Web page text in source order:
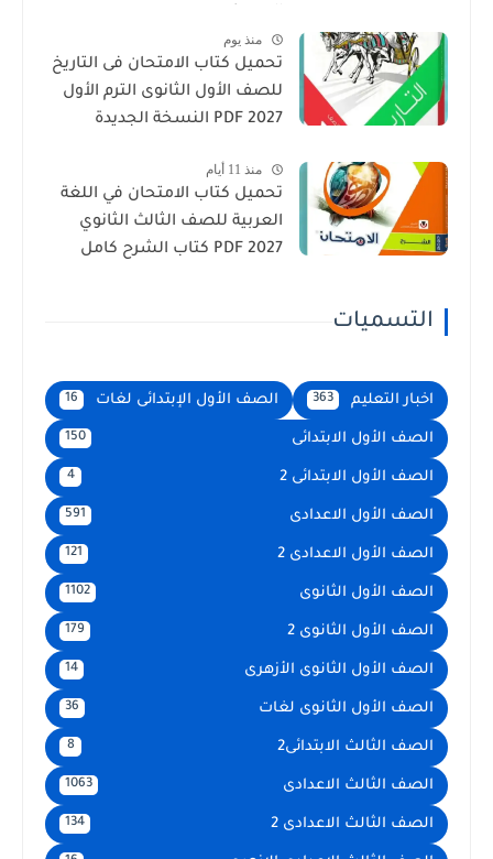
منذ يوم
تحميل كتاب الامتحان فى التاريخ
للصف الأول الثانوى الترم الأول
2027 PDF النسخة الجديدة
منذ 11 أيام
تحميل كتاب الامتحان في اللغة
العربية للصف الثالث الثانوي
2027 PDF كتاب الشرح كامل
التسميات
اخبار التعليم 363 الصف الأول الإبتدائى لغات 16
الصف الأول الابتدائى 150
الصف الأول الابتدائى 2 4
الصف الأول الاعدادى 591
الصف الأول الاعدادى 2 121
الصف الأول الثانوى 1102
الصف الأول الثانوى 2 179
الصف الأول الثانوى الأزهرى 14
الصف الأول الثانوى لغات 36
الصف الثالث الابتدائى2 8
الصف الثالث الاعدادى 1063
الصف الثالث الاعدادى 2 134